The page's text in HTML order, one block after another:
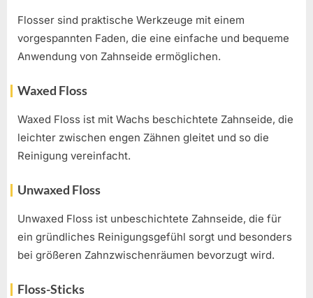
Flosser sind praktische Werkzeuge mit einem
vorgespannten Faden, die eine einfache und bequeme
Anwendung von Zahnseide ermöglichen.
Waxed Floss
Waxed Floss ist mit Wachs beschichtete Zahnseide, die
leichter zwischen engen Zähnen gleitet und so die
Reinigung vereinfacht.
Unwaxed Floss
Unwaxed Floss ist unbeschichtete Zahnseide, die für
ein gründliches Reinigungsgefühl sorgt und besonders
bei größeren Zahnzwischenräumen bevorzugt wird.
Floss-Sticks